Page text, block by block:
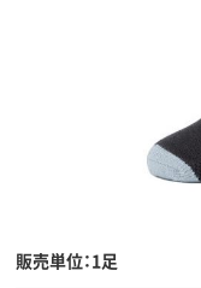
販売単位：1足